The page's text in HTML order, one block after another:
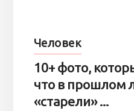
Человек
10+ фото,
что в прошлом
«старели» ...